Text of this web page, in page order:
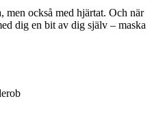
men också med hjärtat. Och när
dig en bit av dig själv – maska